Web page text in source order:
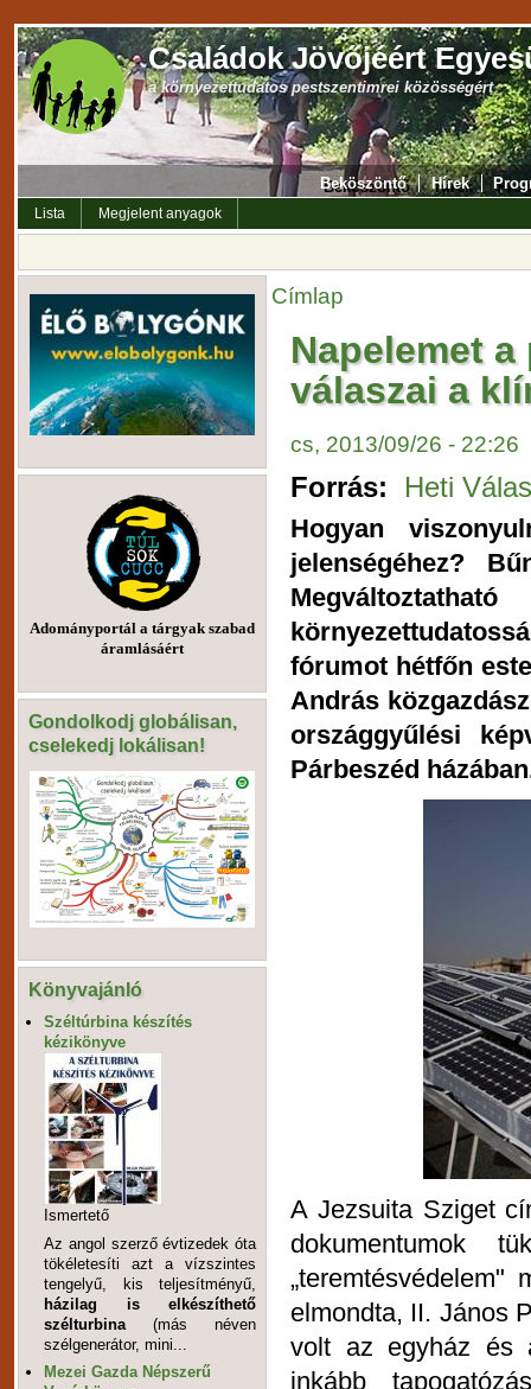
Családok Jövőjéért
a környezettudatos pestszentimrei közösségért
Beköszöntő Hírek
Lista Megjelent anyagok
Adományportál a tárgyak szabad
áramlásáért
Gondolkodj globálisan,
cselekedj lokálisan!
Könyvajánló
Széltúrbina készítés
kézikönyve
Ismertető
Az angol szerző évtizedek óta
tökéletesíti azt a vízszintes
tengelyű, kis teljesítményű,
házilag is elkészíthető
szélturbina (más néven
szélgenerátor, mini...
Mezei Gazda Népszerű
Címlap
Napelemet
válaszai a
cs, 2013/09/26 - 22:26
Forrás: Heti
Hogyan
jelenségéhez?
fórumot hétfőn
András
országgyűlési
Párbeszéd
A Jezsuita Sziget
dokumentumok
„teremtésvédelem"
elmondta, II. János
volt az egyház és
inkább